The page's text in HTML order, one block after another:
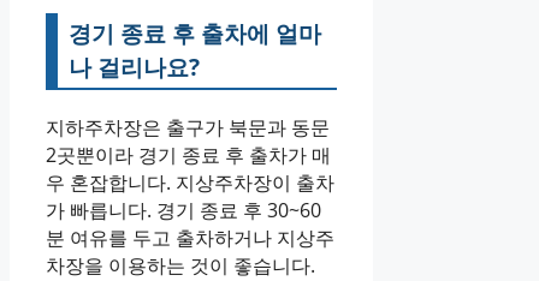
경기 종료 후 출차에 얼마
나 걸리나요?
지하주차장은 출구가 북문과 동문
2곳뿐이라 경기 종료 후 출차가 매
우 혼잡합니다. 지상주차장이 출차
가 빠릅니다. 경기 종료 후 30~60
분 여유를 두고 출차하거나 지상주
차장을 이용하는 것이 좋습니다.